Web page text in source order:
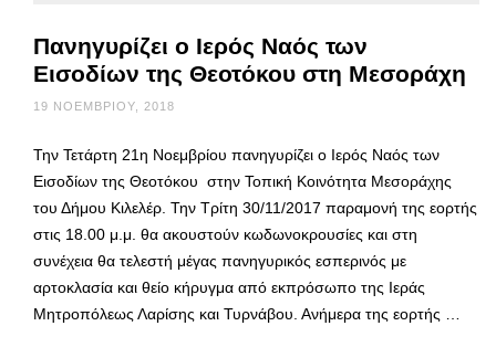
Πανηγυρίζει ο Ιερός Ναός των
Εισοδίων της Θεοτόκου στη Μεσοράχη
19 ΝΟΕΜΒΡΊΟΥ, 2018
Την Τετάρτη 21η Νοεμβρίου πανηγυρίζει ο Ιερός Ναός των
Εισοδίων της Θεοτόκου στην Τοπική Κοινότητα Μεσοράχης
του Δήμου Κιλελέρ. Την Τρίτη 30/11/2017 παραμονή της εορτής
στις 18.00 μ.μ. θα ακουστούν κωδωνοκρουσίες και στη
συνέχεια θα τελεστή μέγας πανηγυρικός εσπερινός με
αρτοκλασία και θείο κήρυγμα από εκπρόσωπο της Ιεράς
Μητροπόλεως Λαρίσης και Τυρνάβου. Ανήμερα της εορτής …